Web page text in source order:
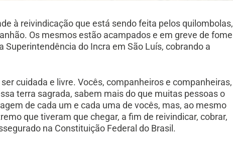
à reivindicação que está sendo feita pelos quilombolas,
Os mesmos estão acampados e em greve de fome
Superintendência do Incra em São Luís, cobrando a
cuidada e livre. Vocês, companheiros e companheiras,
terra sagrada, sabem mais do que muitas pessoas o
de cada um e cada uma de vocês, mas, ao mesmo
que tiveram que chegar, a fim de reivindicar, cobrar,
na Constituição Federal do Brasil.